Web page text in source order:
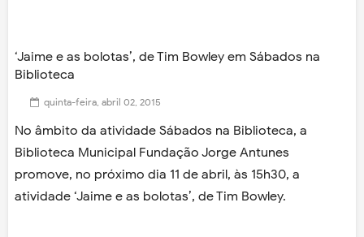
‘Jaime e as bolotas’, de Tim Bowley em Sábados na
Biblioteca
quinta-feira, abril 02, 2015
No âmbito da atividade Sábados na Biblioteca, a
Biblioteca Municipal Fundação Jorge Antunes
promove, no próximo dia 11 de abril, às 15h30, a
atividade ‘Jaime e as bolotas’, de Tim Bowley.